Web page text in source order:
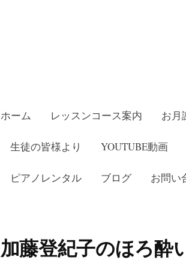
ホーム レッスンコース案内 お月
生徒の皆様より YOUTUBE動画
ピアノレンタル ブログ お問い
加藤登紀子のほろ酔